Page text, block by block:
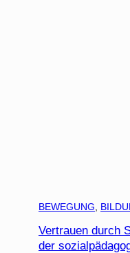
BEWEGUNG
Vertrauen durch
der